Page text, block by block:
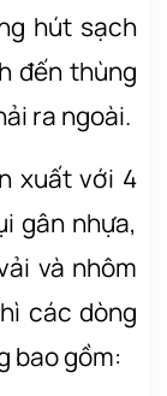
hút sạch
đến thùng
ra ngoài.
xuất với 4
gân nhựa,
và nhôm
các dòng
bao gồm: